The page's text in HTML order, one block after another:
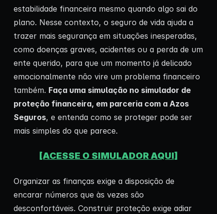
estabilidade financeira mesmo quando algo sai do
plano. Nesse contexto, o seguro de vida ajuda a
trazer mais segurança em situações inesperadas,
como doenças graves, acidentes ou a perda de um
ente querido, para que um momento já delicado
emocionalmente não vire um problema financeiro
também. Faça uma simulação no simulador de
proteção financeira, em parceria com a Azos
Seguros, e entenda como se proteger pode ser
mais simples do que parece.
[ACESSE O SIMULADOR AQUI]
Organizar as finanças exige a disposição de
encarar números que às vezes são
desconfortáveis. Construir proteção exige adiar